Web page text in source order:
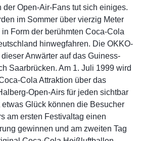
der Open-Air-Fans tut sich einiges.
im Sommer über vierzig Meter
Form der berühmten Coca-Cola
hinwegfahren. Die OKKO-
Anwärter auf das Guiness-
Saarbrücken. Am 1. Juli 1999 wird
Cola Attraktion über das
Open-Airs für jeden sichtbar
Glück können die Besucher
am ersten Festivaltag einen
gewinnen und am zweiten Tag